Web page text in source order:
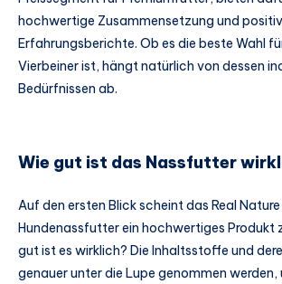
hochwertige Zusammensetzung und
Erfahrungsberichte. Ob es die beste Wahl
Vierbeiner ist, hängt natürlich von dessen
Bedürfnissen ab.
Wie gut ist das Nassfutter
Auf den ersten Blick scheint das Real
Hundenassfutter ein hochwertiges Produkt
gut ist es wirklich? Die Inhaltsstoffe und
genauer unter die Lupe genommen werden,